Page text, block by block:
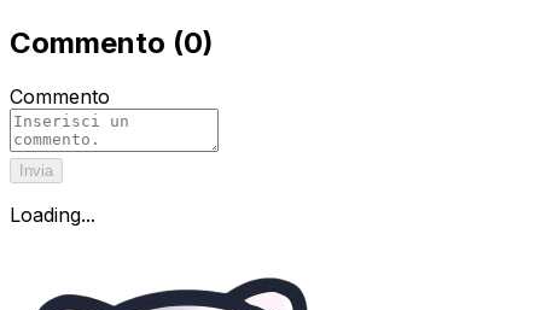
Commento (0)
Commento
Invia
Loading...